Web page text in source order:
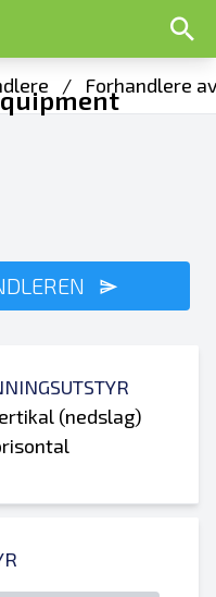
/ Forhandlere
(nedslag)